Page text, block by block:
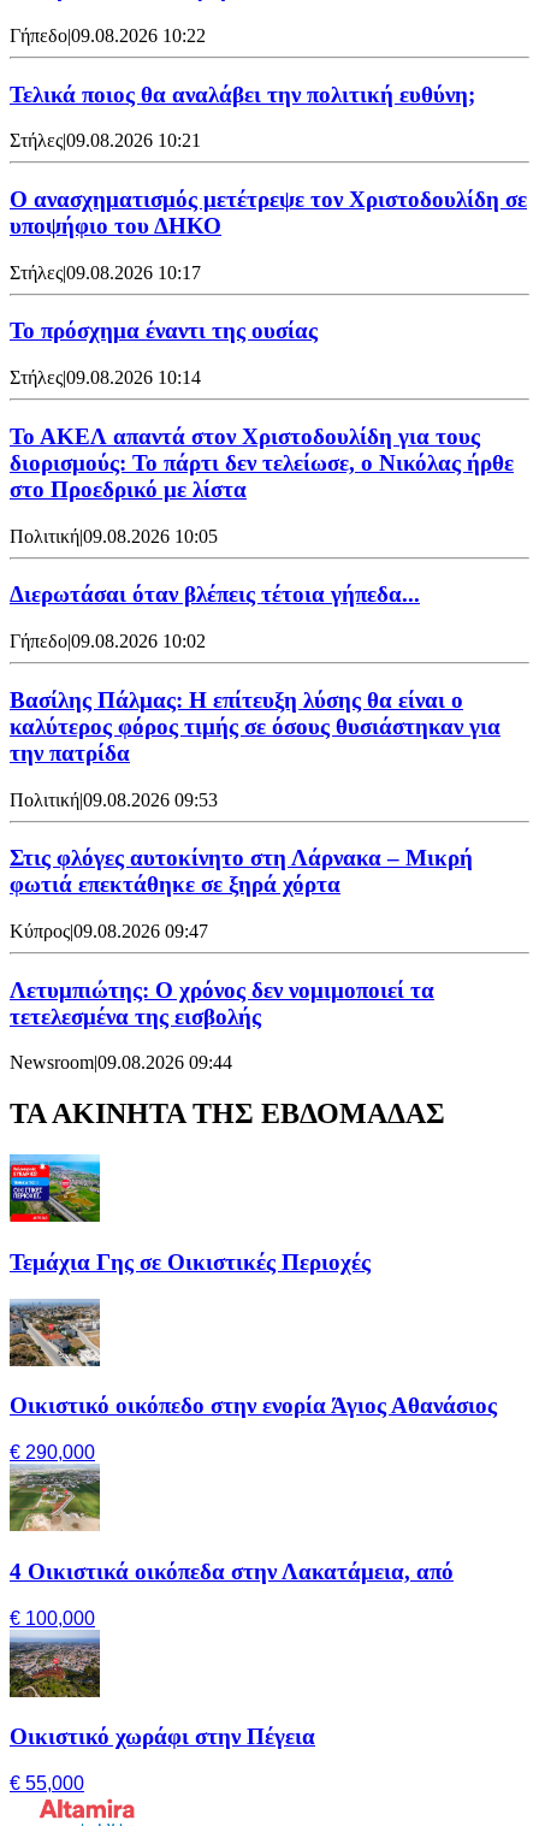
Γήπεδο|09.08.2026 10:22
Τελικά ποιος θα αναλάβει την πολιτική ευθύνη;
Στήλες|09.08.2026 10:21
Ο ανασχηματισμός μετέτρεψε τον Χριστοδουλίδη σε
υποψήφιο του ΔΗΚΟ
Στήλες|09.08.2026 10:17
Το πρόσχημα έναντι της ουσίας
Στήλες|09.08.2026 10:14
Το ΑΚΕΛ απαντά στον Χριστοδουλίδη για τους
διορισμούς: Το πάρτι δεν τελείωσε, ο Νικόλας ήρθε
στο Προεδρικό με λίστα
Πολιτική|09.08.2026 10:05
Διερωτάσαι όταν βλέπεις τέτοια γήπεδα...
Γήπεδο|09.08.2026 10:02
Βασίλης Πάλμας: Η επίτευξη λύσης θα είναι ο
καλύτερος φόρος τιμής σε όσους θυσιάστηκαν για
την πατρίδα
Πολιτική|09.08.2026 09:53
Στις φλόγες αυτοκίνητο στη Λάρνακα – Μικρή
φωτιά επεκτάθηκε σε ξηρά χόρτα
Κύπρος|09.08.2026 09:47
Λετυμπιώτης: Ο χρόνος δεν νομιμοποιεί τα
τετελεσμένα της εισβολής
Newsroom|09.08.2026 09:44
ΤΑ ΑΚΙΝΗΤΑ ΤΗΣ ΕΒΔΟΜΑΔΑΣ
Τεμάχια Γης σε Οικιστικές Περιοχές
Οικιστικό οικόπεδο στην ενορία Άγιος Αθανάσιος
€ 290,000
4 Οικιστικά οικόπεδα στην Λακατάμεια, από
€ 100,000
Οικιστικό χωράφι στην Πέγεια
€ 55,000